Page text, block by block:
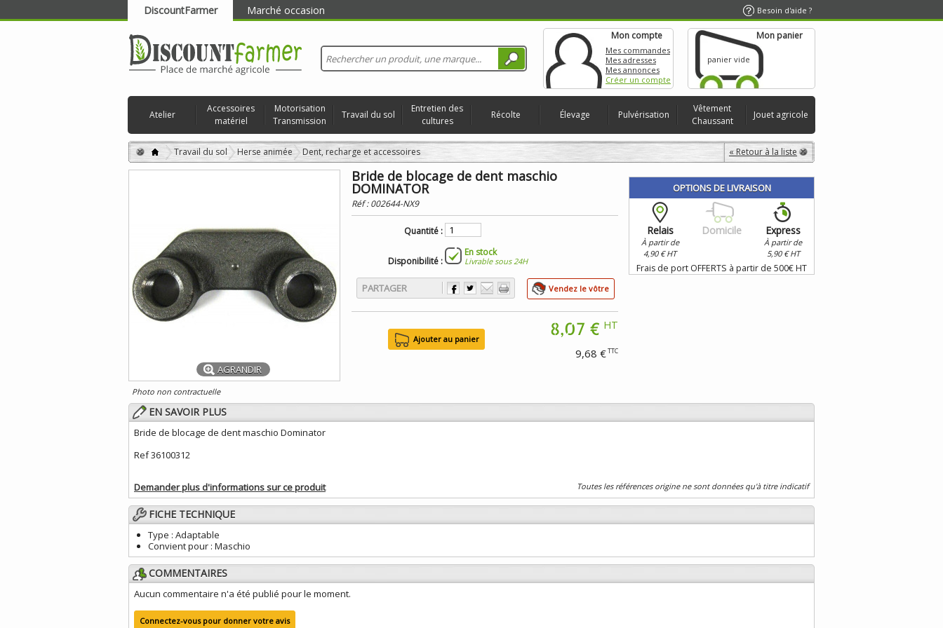
DiscountFarmer Marché occasion Besoin d'aide ?
RECHERCHER
Mon compte
Mes commandes
Mes adresses
Mes annonces
Créer un compte
Mon panier
panier vide
Atelier
Accessoires
matériel
Motorisation
Transmission
Travail du sol
Entretien des
cultures
Récolte Élevage Pulvérisation
Vêtement
Chaussant
Jouet agricole
« Retour à la liste
Travail du sol Herse animée Dent, recharge et accessoires
AGRANDIR
Photo non contractuelle
Bride de blocage de dent maschio
DOMINATOR
Réf :002644-NX9
Quantité :
Disponibilité :
En stock
Livrable sous 24H
PARTAGER Vendez le vôtre
8,07 € HT
9,68 €TTC
OPTIONS DE LIVRAISON
Relais
À partir de
4,90 € HT
Domicile Express
À partir de
5,90 € HT
Frais de port OFFERTS à partir de 500€ HT
EN SAVOIR PLUS
Bride de blocage de dent maschio Dominator
Ref 36100312
Demander plus d'informations sur ce produit Toutes les références origine ne sont données qu'à titre indicatif
FICHE TECHNIQUE
Type : Adaptable
Convient pour : Maschio
COMMENTAIRES
Aucun commentaire n'a été publié pour le moment.
Connectez-vous pour donner votre avis